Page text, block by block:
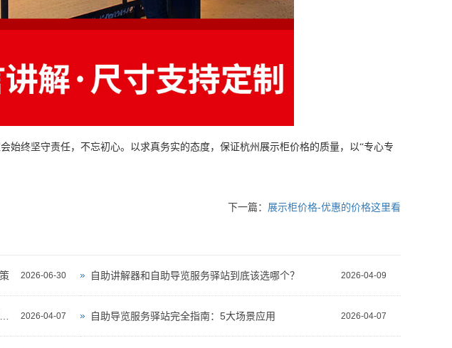
终坚守责任，不忘初心。以求真务实的态度，保证杭州展示柜价格的质量，以“专心专
下一篇： 展示柜价格-优惠的价格这里看
2026-06-30 2026-04-09
自助讲解器和自助导览服务驿站到底该选哪个？
2026-04-07
景区博物馆共享讲解器怎么选？自助导览服务驿站部署全攻略（2026版） 2026-04-07
自助导览服务驿站完全指南：5大场景应用